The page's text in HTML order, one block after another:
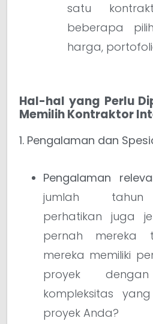
satu
beberapa
harga,
Hal-hal yang Perlu
Memilih Kontraktor
1. Pengalaman dan
Pengalaman
jumlah tahun
perhatikan juga
pernah mereka
mereka memiliki
proyek
kompleksitas
proyek Anda?